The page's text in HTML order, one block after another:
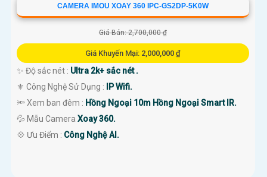
CAMERA IMOU XOAY 360 IPC-GS2DP-5K0W
Giá Bán: 2,700,000 ₫
Giá Khuyến Mại: 2,000,000 ₫
✨ Độ sắc nét : Ultra 2k+ sắc nét .
⚜️ Công Nghệ Sử Dụng :
IP Wifi.
🔦 Xem ban đêm : Hồng Ngoại 10m Hồng Ngoại Smart IR.
💦 Mẫu Camera Xoay 360.
️💠 Ưu Điểm : Công Nghệ AI.